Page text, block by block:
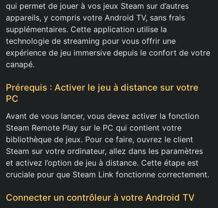
qui permet de jouer à vos jeux Steam sur d’autres
appareils, y compris votre Android TV, sans frais
supplémentaires. Cette application utilise la
technologie de streaming pour vous offrir une
expérience de jeu immersive depuis le confort de votre
canapé.
Prérequis : Activer le jeu à distance sur votre
PC
Avant de vous lancer, vous devez activer la fonction
Steam Remote Play sur le PC qui contient votre
bibliothèque de jeux. Pour ce faire, ouvrez le client
Steam sur votre ordinateur, allez dans les paramètres
et activez l’option de jeu à distance. Cette étape est
cruciale pour que Steam Link fonctionne correctement.
Connecter un contrôleur à votre Android TV